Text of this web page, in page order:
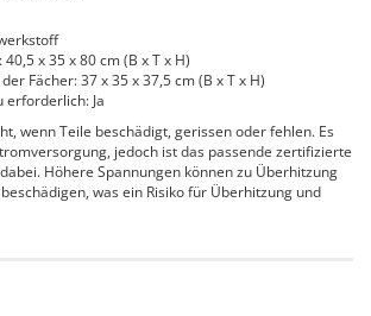
x 35 x 80 cm (B x T x H)
Fächer: 37 x 35 x 37,5 cm (B x T x H)
erforderlich: Ja
wenn Teile beschädigt, gerissen oder fehlen. Es
jedoch ist das passende zertifizierte
Höhere Spannungen können zu Überhitzung
was ein Risiko für Überhitzung und